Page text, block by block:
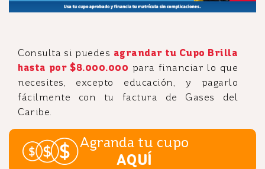
Consulta si puedes agrandar tu Cupo Brilla
hasta por $8.000.000 para financiar lo que
necesites, excepto educación, y pagarlo
fácilmente con tu factura de Gases del
Caribe.
Agranda tu cupo
AQUÍ